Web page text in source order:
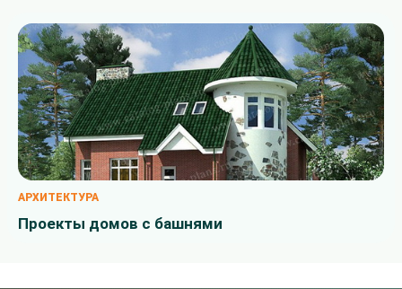
АРХИТЕКТУРА
Проекты домов с башнями